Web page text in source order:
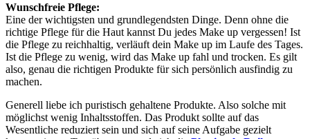
Wunschfreie Pflege:
Eine der wichtigsten und grundlegendsten Dinge. Denn ohne die
richtige Pflege für die Haut kannst Du jedes Make up vergessen! Ist
die Pflege zu reichhaltig, verläuft dein Make up im Laufe des Tages.
Ist die Pflege zu wenig, wird das Make up fahl und trocken. Es gilt
also, genau die richtigen Produkte für sich persönlich ausfindig zu
machen.
Generell liebe ich puristisch gehaltene Produkte. Also solche mit
möglichst wenig Inhaltsstoffen. Das Produkt sollte auf das
Wesentliche reduziert sein und sich auf seine Aufgabe gezielt